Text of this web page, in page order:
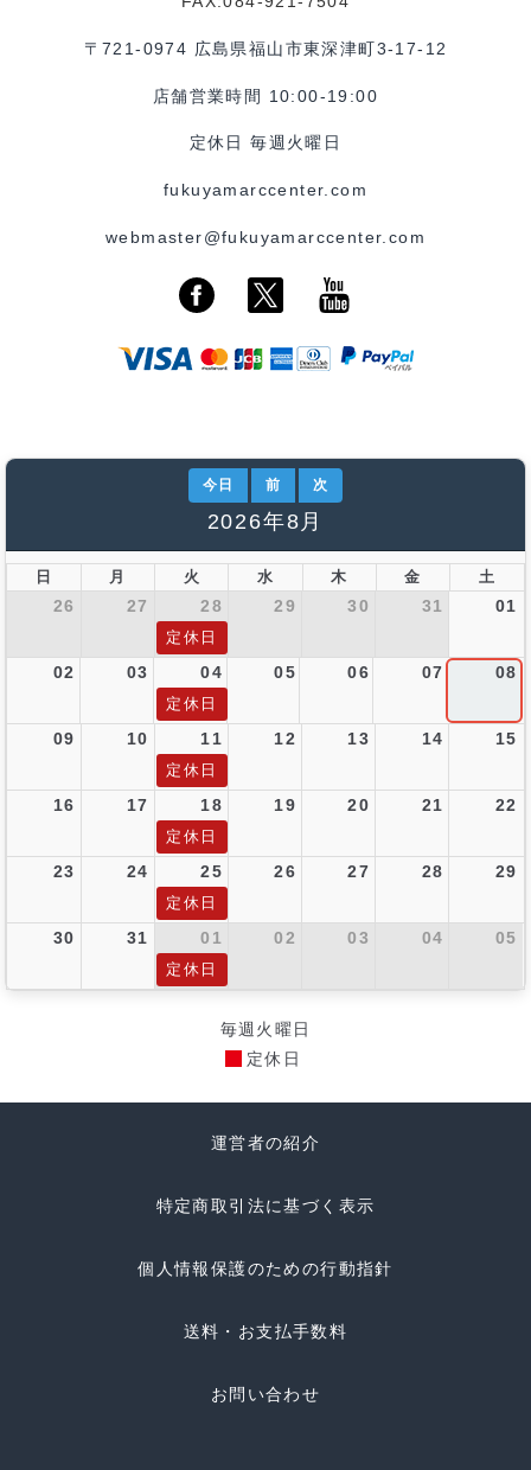
〒721-0974 広島県福山市東深津町3-17-12
店舗営業時間 10:00-19:00
定休日 毎週火曜日
fukuyamarccenter.com
webmaster@fukuyamarccenter.com
今日 前 次
2026年8月
日 月 火 水 木 金 土
26 27 28 29 30 31 01
定休日
02 03 04 05 06 07 08
定休日
09 10 11 12 13 14 15
定休日
16 17 18 19 20 21 22
定休日
23 24 25 26 27 28 29
定休日
30 31 01 02 03 04 05
定休日
毎週火曜日
定休日
運営者の紹介
特定商取引法に基づく表示
個人情報保護のための行動指針
送料・お支払手数料
お問い合わせ